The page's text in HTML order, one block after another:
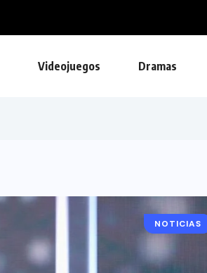
Videojuegos Dramas
EVENTOS
NOTICIAS